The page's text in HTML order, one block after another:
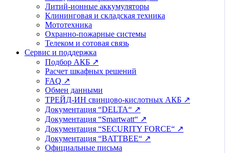
Литий-ионные аккумуляторы
Клининговая и складская техника
Мототехника
Охранно-пожарные системы
Телеком и сотовая связь
Сервис и поддержка
Подбор АКБ ↗
Расчет шкафных решений
FAQ ↗
Обмен данными
ТРЕЙД-ИН свинцово-кислотных АКБ ↗
Документация “DELTA“ ↗
Документация “Smartwatt“ ↗
Документация “SECURITY FORCE“ ↗
Документация “BATTBEE“ ↗
Официальные письма